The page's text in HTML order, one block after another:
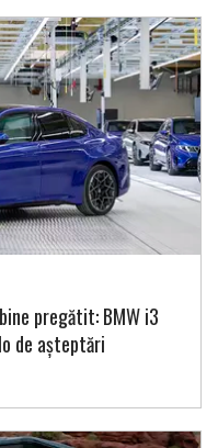
pregătit: BMW i3
de așteptări